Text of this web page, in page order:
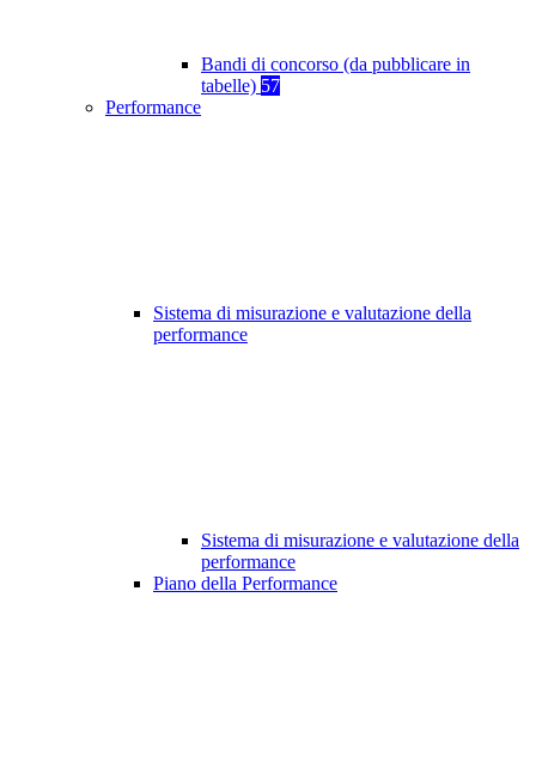
Bandi di concorso (da pubblicare in
tabelle) 57
Performance
Sistema di misurazione e valutazione della
performance
Sistema di misurazione e valutazione della
performance
Piano della Performance